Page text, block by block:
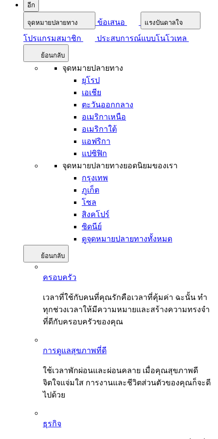
อีก
จุดหมายปลายทาง ข้อเสนอ แรงบันดาลใจ
โปรแกรมสมาชิก ประสบการณ์แบบโนโวเทล
ย้อนกลับ
จุดหมายปลายทาง
ยุโรป
เอเชีย
ตะวันออกกลาง
อเมริกาเหนือ
อเมริกาใต้
แอฟริกา
แปซิฟิก
จุดหมายปลายทางยอดนิยมของเรา
กรุงเทพ
ภูเก็ต
โซล
สิงคโปร์
ซิดนีย์
ดูจุดหมายปลายทางทั้งหมด
ย้อนกลับ
ครอบครัว
เวลาที่ใช้กับคนที่คุณรักคือเวลาที่คุ้มค่า ฉะนั้น ทำ
ทุกช่วงเวลาให้มีความหมายและสร้างความทรงจำ
ที่ดีกับครอบครัวของคุณ
การดูแลสุขภาพที่ดี
ใช้เวลาพักผ่อนและผ่อนคลาย เมื่อคุณสุขภาพดี
จิตใจแจ่มใส การงานและชีวิตส่วนตัวของคุณก็จะดี
ไปด้วย
ธุรกิจ